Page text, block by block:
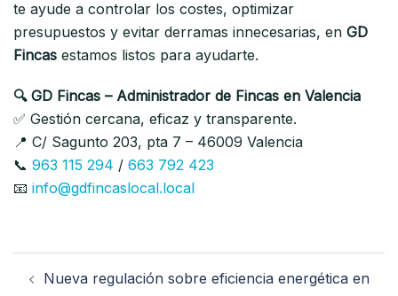
te ayude a controlar los costes, optimizar
presupuestos y evitar derramas innecesarias, en GD
Fincas estamos listos para ayudarte.
🔍 GD Fincas – Administrador de Fincas en Valencia
✅ Gestión cercana, eficaz y transparente.
📍 C/ Sagunto 203, pta 7 – 46009 Valencia
📞 963 115 294 / 663 792 423
📧 info@gdfincaslocal.local
Navegación
de Nueva regulación sobre eficiencia energética en